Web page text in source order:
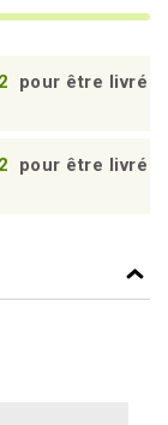
pour être livré
pour être livré